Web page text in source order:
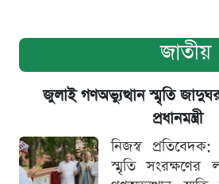
জাতীয়
জুলাই গণঅভ্যুত্থান স্মৃতি
প্রধানমন্ত্রী
নিজস্ব
স্মৃতি সংরক্ষণের